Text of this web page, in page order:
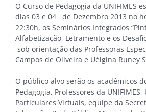
O Curso de Pedagogia da UNIFIMES
dias 03 e 04 de Dezembro 2013 no
22:30h, os Seminários Integrados
Alfabetização, Letramento e os
sob orientação das Professoras
Campos de Oliveira e Uélgina Runey
O público alvo serão os acadêmicos
Pedagogia, Professores da
Particulares Virtuais, equipe da